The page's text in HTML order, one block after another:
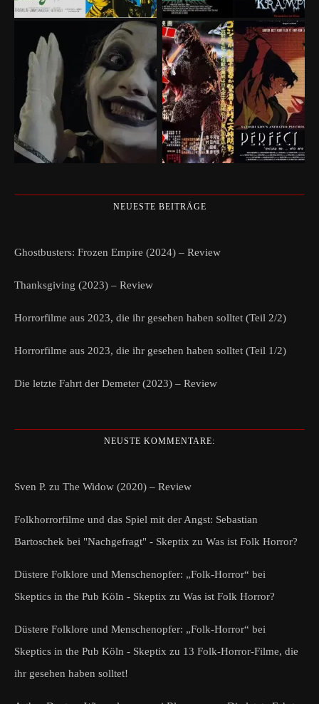
NEUESTE BEITRÄGE
Ghostbusters: Frozen Empire (2024) – Review
Thanksgiving (2023) – Review
Horrorfilme aus 2023, die ihr gesehen haben solltet (Teil 2/2)
Horrorfilme aus 2023, die ihr gesehen haben solltet (Teil 1/2)
Die letzte Fahrt der Demeter (2023) – Review
NEUSTE KOMMENTARE:
Sven P. zu The Widow (2020) – Review
Folkhorrorfilme und das Spiel mit der Angst: Sebastian
Bartoschek bei "Nachgefragt" - Skeptix zu Was ist Folk Horror?
Düstere Folklore und Menschenopfer: „Folk-Horror“ bei
Skeptics in the Pub Köln - Skeptix zu Was ist Folk Horror?
Düstere Folklore und Menschenopfer: „Folk-Horror“ bei
Skeptics in the Pub Köln - Skeptix zu 13 Folk-Horror-Filme, die
ihr gesehen haben solltet!